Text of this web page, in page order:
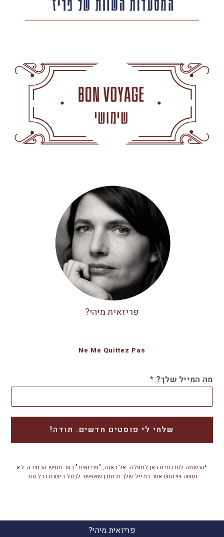
פריזאית מיהי?
Ne Me Quittez Pas
מה המייל שלך? *
*הרשמה לעדכונים כאן למעלה. אל דאגה, "פריזאית" בעד חופש הבחירה. לא
נעשה שימוש אחר במייל שלך וכמובן שאפשר לבטל רישום בכל עת.
פריזאית מיהי?